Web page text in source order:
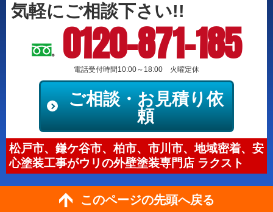
気軽にご相談下さい!!
0120-871-185
電話受付時間10:00～18:00 火曜定休
ご相談・お見積り依
頼
松戸市、鎌ケ谷市、柏市、市川市、地域密着、安
心塗装工事がウリの外壁塗装専門店 ラクスト
このページの先頭へ戻る